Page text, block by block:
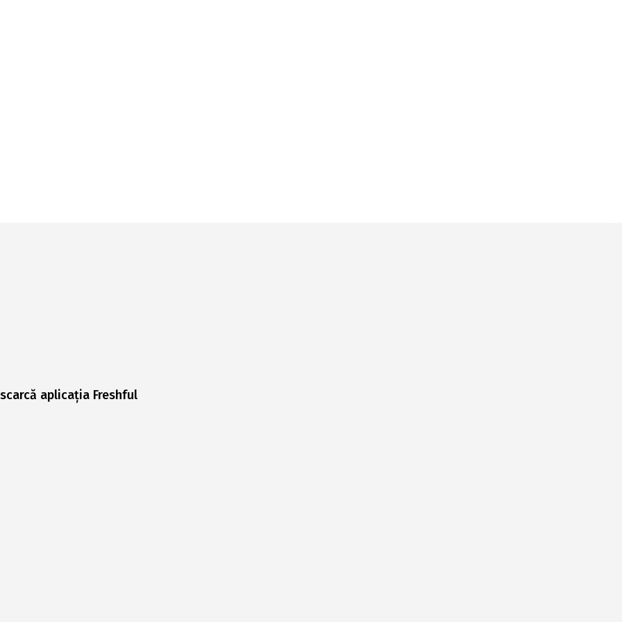
aplicația Freshful